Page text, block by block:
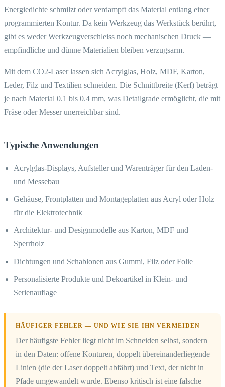
Energiedichte schmilzt oder verdampft das Material entlang einer
programmierten Kontur. Da kein Werkzeug das Werkstück berührt,
gibt es weder Werkzeugverschleiss noch mechanischen Druck —
empfindliche und dünne Materialien bleiben verzugsarm.
Mit dem CO2-Laser lassen sich Acrylglas, Holz, MDF, Karton,
Leder, Filz und Textilien schneiden. Die Schnittbreite (Kerf) beträgt
je nach Material 0.1 bis 0.4 mm, was Detailgrade ermöglicht, die mit
Fräse oder Messer unerreichbar sind.
Typische Anwendungen
Acrylglas-Displays, Aufsteller und Warenträger für den Laden-
und Messebau
Gehäuse, Frontplatten und Montageplatten aus Acryl oder Holz
für die Elektrotechnik
Architektur- und Designmodelle aus Karton, MDF und
Sperrholz
Dichtungen und Schablonen aus Gummi, Filz oder Folie
Personalisierte Produkte und Dekoartikel in Klein- und
Serienauflage
HÄUFIGER FEHLER — UND WIE SIE IHN VERMEIDEN
Der häufigste Fehler liegt nicht im Schneiden selbst, sondern
in den Daten: offene Konturen, doppelt übereinanderliegende
Linien (die der Laser doppelt abfährt) und Text, der nicht in
Pfade umgewandelt wurde. Ebenso kritisch ist eine falsche